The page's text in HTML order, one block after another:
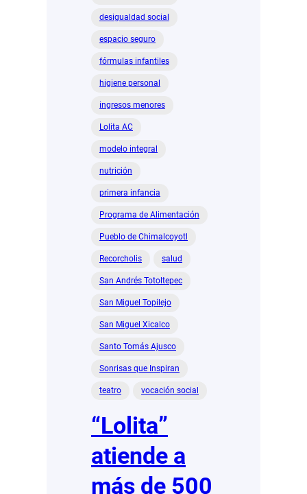
desigualdad social
espacio seguro
fórmulas infantiles
higiene personal
ingresos menores
Lolita AC
modelo integral
nutrición
primera infancia
Programa de Alimentación
Pueblo de Chimalcoyotl
Recorcholis salud
San Andrés Totoltepec
San Miguel Topilejo
San Miguel Xicalco
Santo Tomás Ajusco
Sonrisas que Inspiran
teatro vocación social
“Lolita”
atiende a
más de 500